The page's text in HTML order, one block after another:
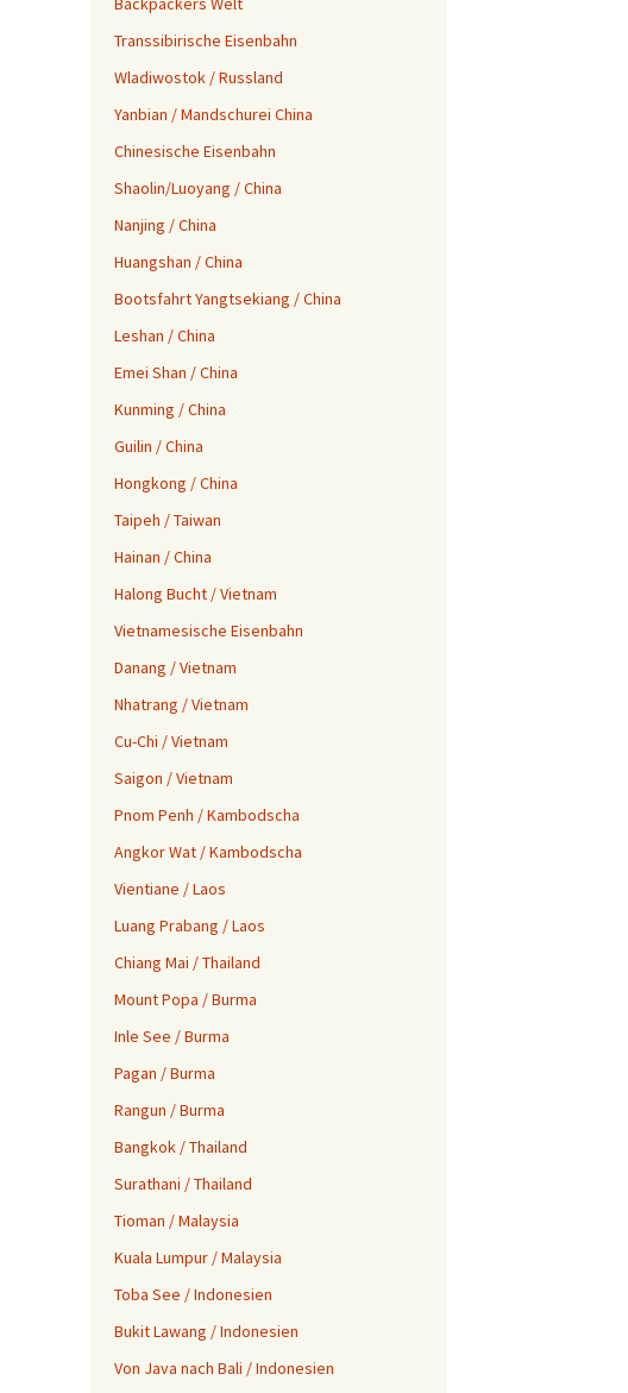
Transsibirische Eisenbahn
Wladiwostok / Russland
Yanbian / Mandschurei China
Chinesische Eisenbahn
Shaolin/Luoyang / China
Nanjing / China
Huangshan / China
Bootsfahrt Yangtsekiang / China
Leshan / China
Emei Shan / China
Kunming / China
Guilin / China
Hongkong / China
Taipeh / Taiwan
Hainan / China
Halong Bucht / Vietnam
Vietnamesische Eisenbahn
Danang / Vietnam
Nhatrang / Vietnam
Cu-Chi / Vietnam
Saigon / Vietnam
Pnom Penh / Kambodscha
Angkor Wat / Kambodscha
Vientiane / Laos
Luang Prabang / Laos
Chiang Mai / Thailand
Mount Popa / Burma
Inle See / Burma
Pagan / Burma
Rangun / Burma
Bangkok / Thailand
Surathani / Thailand
Tioman / Malaysia
Kuala Lumpur / Malaysia
Toba See / Indonesien
Bukit Lawang / Indonesien
Von Java nach Bali / Indonesien